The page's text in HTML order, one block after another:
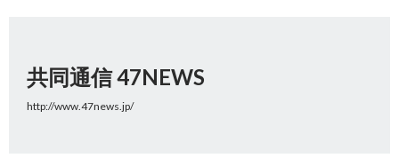
共同通信 47NEWS
http://www.47news.jp/